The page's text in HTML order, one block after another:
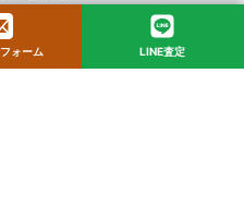
２−１６ セントフォービル ２０３
Rights Reserved.
ォーム LINE査定